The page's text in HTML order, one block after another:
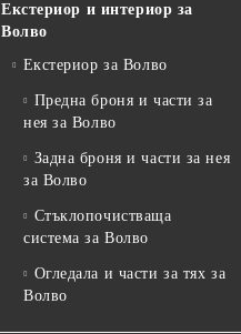
Екстериор и интериор за
Волво
Екстериор за Волво
Предна броня и части за
нея за Волво
Задна броня и части за нея
за Волво
Стъклопочистваща
система за Волво
Огледала и части за тях за
Волво